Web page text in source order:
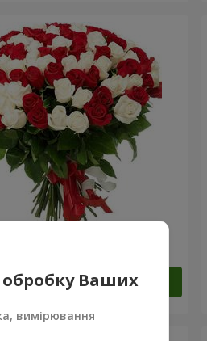
Замовити
обробку Ваших
вимірювання